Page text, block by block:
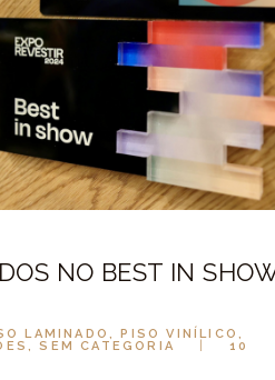
NO BEST IN
LAMINADO ,PISO VINÍLICO
,SEM CATEGORIA
10